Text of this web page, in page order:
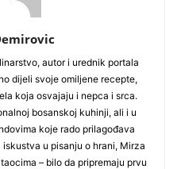
autor i urednik portala
dijeli svoje omiljene recepte,
koja osvajaju i nepca i srca.
bosanskoj kuhinji, ali i u
koje rado prilagođava
u pisanju o hrani, Mirza
– bilo da pripremaju prvu